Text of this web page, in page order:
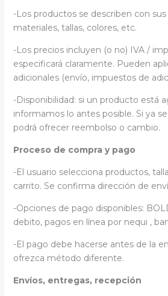
-Los productos se describen con sus
materiales, tallas, colores, etc.
-Los precios incluyen (o no) IVA /
especificará claramente. Pueden
adicionales (envío, impuestos de
-Disponibilidad: si un producto está
informamos lo antes posible. Si ya
podrá ofrecer reembolso o cambio.
Proceso de compra y pago
-El usuario selecciona productos,
carrito. Se confirma dirección de
-Opciones de pago disponibles:
debito, pagos en línea por nequi ,
-El pago debe hacerse antes de la
ofrezca método diferente.
Envíos, entregas, recepción